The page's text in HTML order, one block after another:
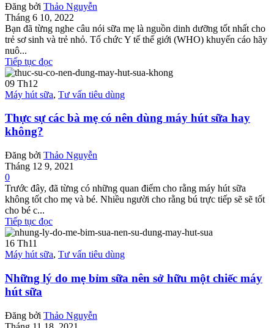
Đăng bởi Thảo Nguyễn
Tháng 6 10, 2022
Bạn đã từng nghe câu nói sữa mẹ là nguồn dinh dưỡng tốt nhất cho
trẻ sơ sinh và trẻ nhỏ. Tổ chức Y tế thế giới (WHO) khuyến cáo hãy
nuô...
Tiếp tục đọc
09 Th12
Máy hút sữa, Tư vấn tiêu dùng
Thực sự các bà mẹ có nên dùng máy hút sữa hay
không?
Đăng bởi Thảo Nguyễn
Tháng 12 9, 2021
0
Trước đây, đã từng có những quan điểm cho rằng máy hút sữa
không tốt cho mẹ và bé. Nhiều người cho rằng bú trực tiếp sẽ sẽ tốt
cho bé c...
Tiếp tục đọc
16 Th11
Máy hút sữa, Tư vấn tiêu dùng
Những lý do mẹ bỉm sữa nên sở hữu một chiếc máy
hút sữa
Đăng bởi Thảo Nguyễn